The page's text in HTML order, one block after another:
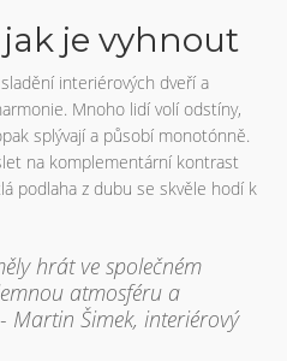
jak je vyhnout
interiérových dveří a
Mnoho lidí volí odstíny,
splývají a působí monotónně.
na komplementární kontrast
podlaha z dubu se skvěle hodí k
hrát ve společném
atmosféru a
Šimek, interiérový